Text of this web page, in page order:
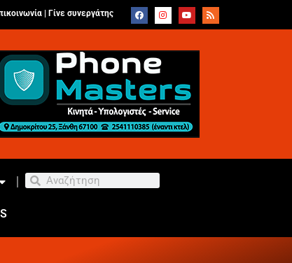
Γίνε συνεργάτης